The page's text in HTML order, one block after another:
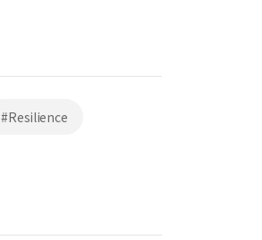
#Resilience